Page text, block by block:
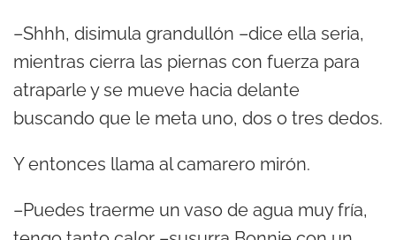
–Shhh, disimula grandullón –dice ella seria,
mientras cierra las piernas con fuerza para
atraparle y se mueve hacia delante
buscando que le meta uno, dos o tres dedos.
Y entonces llama al camarero mirón.
–Puedes traerme un vaso de agua muy fría,